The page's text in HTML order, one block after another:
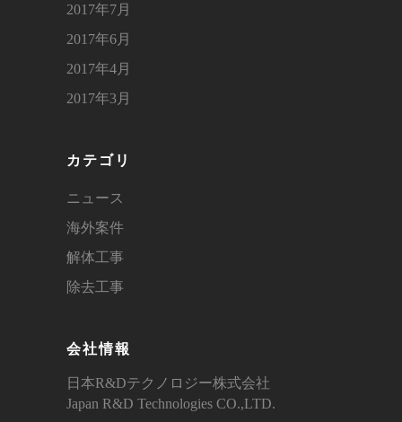
2017年7月
2017年6月
2017年4月
2017年3月
カテゴリ
ニュース
海外案件
解体工事
除去工事
会社情報
日本R&Dテクノロジー株式会社
Japan R&D Technologies CO.,LTD.